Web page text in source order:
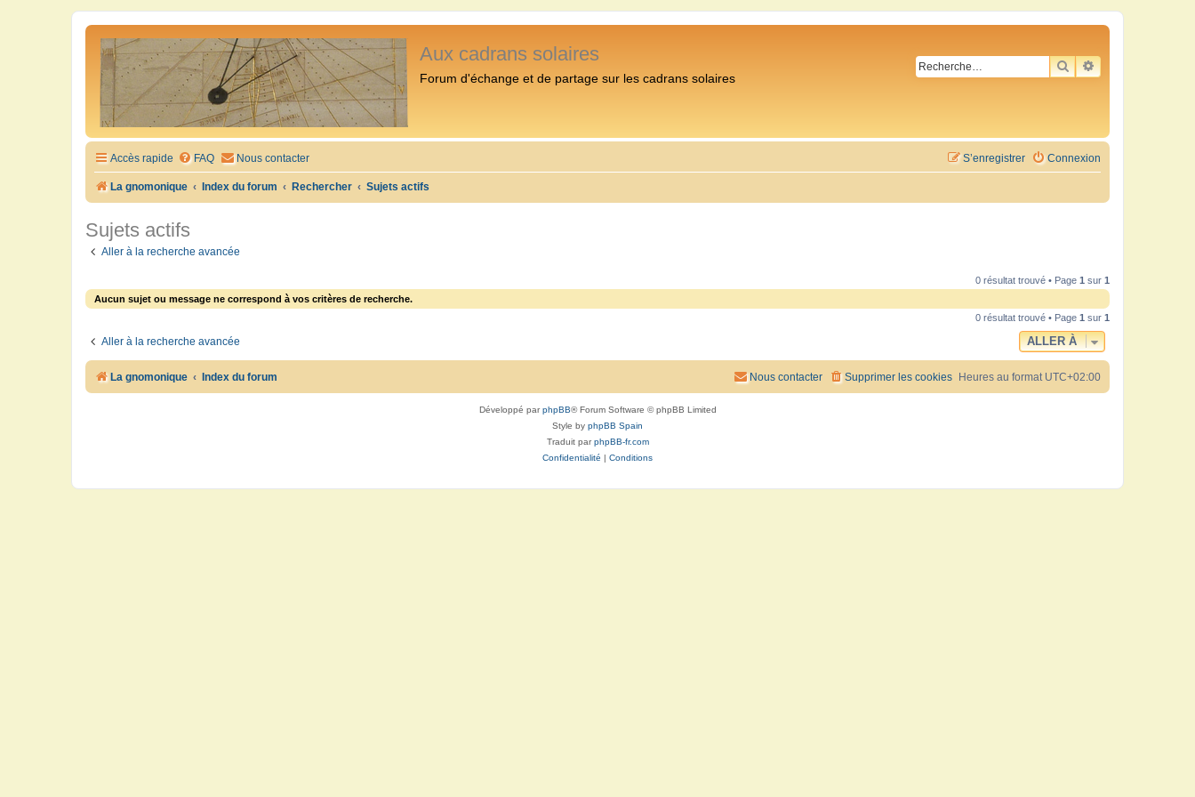
Aux cadrans solaires
Forum d'échange et de partage sur les cadrans solaires
RECHERCHER
RECHERCHE
Accès rapide FAQ Nous contacter Connexion
S’enregistrer
La gnomonique Index du forum Rechercher Sujets actifs
Sujets actifs
Aller à la recherche avancée
0 résultat trouvé • Page 1 sur 1
Aucun sujet ou message ne correspond à vos critères de recherche.
0 résultat trouvé • Page 1 sur 1
Aller à la recherche avancée ALLER À
La gnomonique Index du forum Heures au format UTC+02:00
Supprimer les cookies
Nous contacter
Développé parphpBB® Forum Software © phpBB Limited
Style by phpBB Spain
Traduit parphpBB-fr.com
Confidentialité | Conditions